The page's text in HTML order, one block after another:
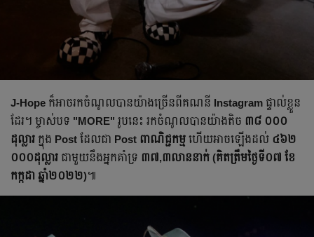
J-Hope ក៏អាចរកចំណូលបានយ៉ាងច្រើនពីគណនី Instagram ផ្ទាល់ខ្លួន
ដែរ។ ម្ចាស់បទ "MORE" រូបនេះ រកចំណូលបានយ៉ាងតិច ៣៨ ០០០
ដុល្លារ ក្នុង Post ដែលជា Post ពាណិជ្ជកម្ម ហើយអាចឡើងដល់ ៤៦២
០០០ដុល្លារ ជាមួយនឹងអ្នកគាំទ្រ ៣៧,៣លាននាក់ (គិតត្រឹមថ្ងៃទី០៧ ខែ
កក្កដា ឆ្នាំ២០២២)៕